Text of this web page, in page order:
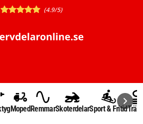
(4.9/5)
MopedRemmarSkoterdelarSport & Fritid